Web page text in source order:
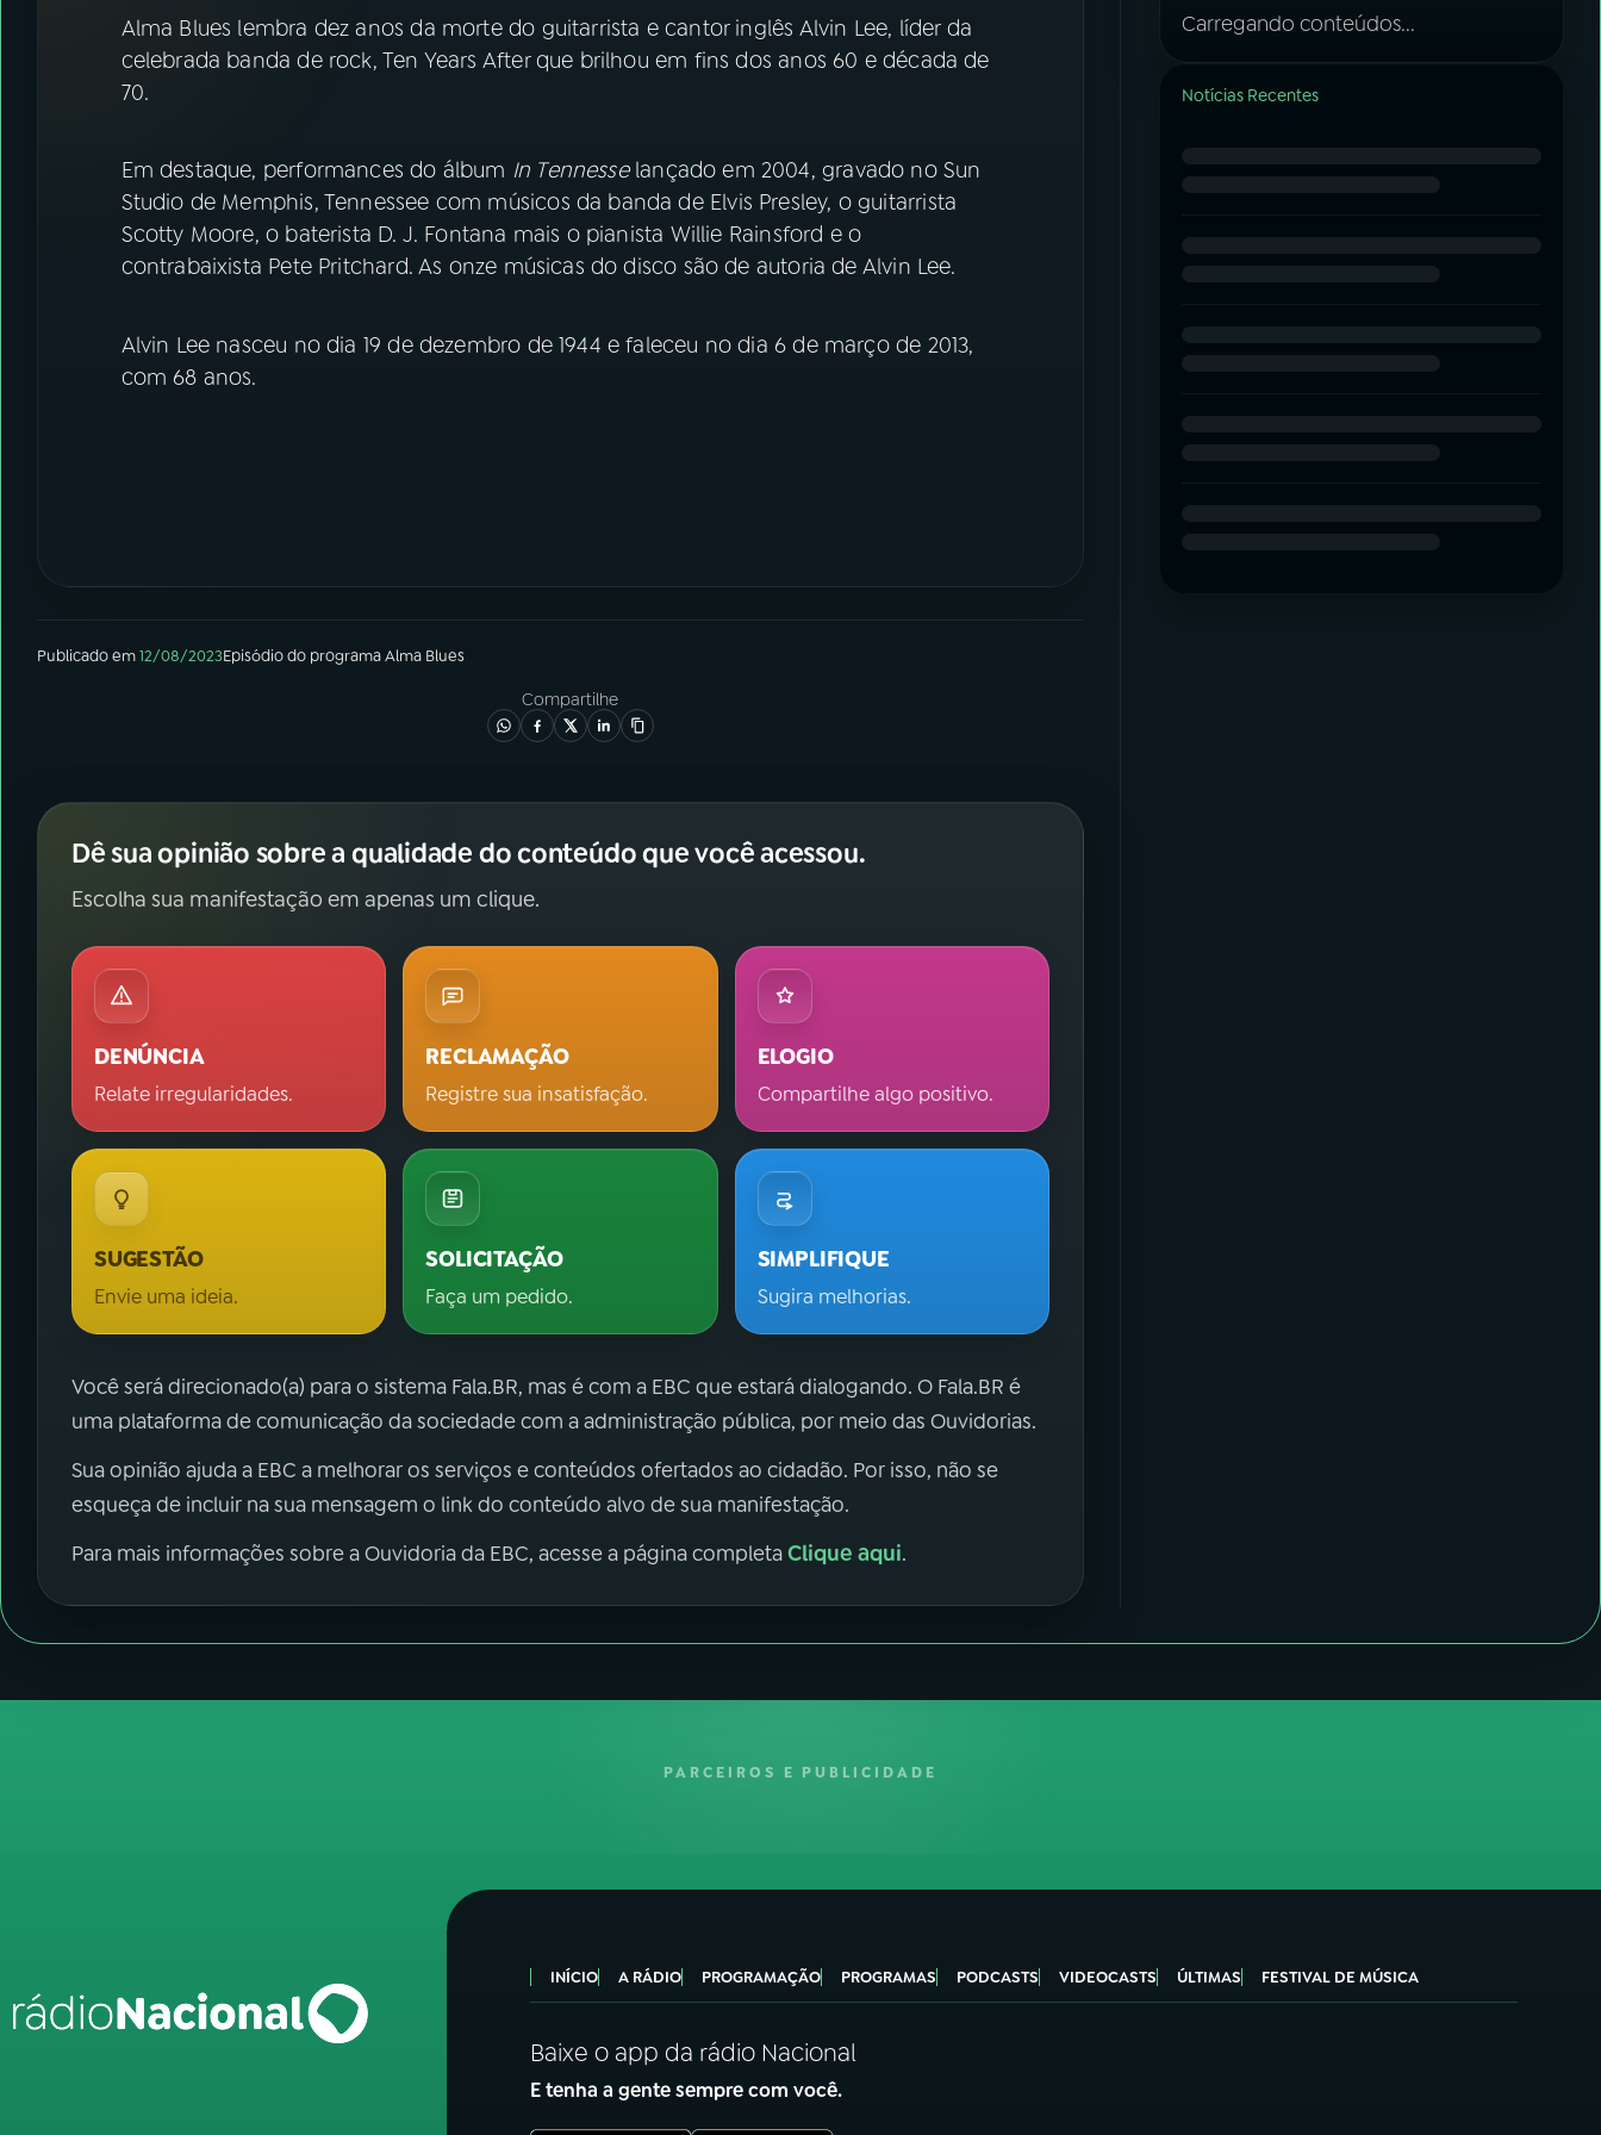
FESTIVAL DE MÚSICA
ACOMPANHE A RÁDIO NACIONAL
YouTube Facebook
Instagram X
Alma Blues lembra dez anos da morte do guitarrista e cantor inglês Alvin Lee, líder da
celebrada banda de rock, Ten Years After que brilhou em fins dos anos 60 e década de
70.
Em destaque, performances do álbum In Tennesselançado em 2004, gravado no Sun
Studio de Memphis, Tennessee com músicos da banda de Elvis Presley, o guitarrista
Scotty Moore, o baterista D. J. Fontana mais o pianista Willie Rainsford e o
contrabaixista Pete Pritchard. As onze músicas do disco são de autoria de Alvin Lee.
Alvin Lee nasceu no dia 19 de dezembro de 1944 e faleceu no dia 6 de março de 2013,
com 68 anos.
Publicado em12/08/2023Episódiodo programaAlma Blues
Compartilhe
Dê sua opinião sobre a qualidade do conteúdo que você acessou.
Escolha sua manifestação em apenas um clique.
DENÚNCIA
Relate irregularidades.
RECLAMAÇÃO
Registre sua insatisfação.
ELOGIO
Compartilhe algo positivo.
SUGESTÃO
Envie uma ideia.
SOLICITAÇÃO
Faça um pedido.
SIMPLIFIQUE
Sugira melhorias.
Você será direcionado(a) para o sistema Fala.BR, mas é com a EBC que estará dialogando. O Fala.BR é
uma plataforma de comunicação da sociedade com a administração pública, por meio das Ouvidorias.
Sua opinião ajuda a EBC a melhorar os serviços e conteúdos ofertados ao cidadão. Por isso, não se
esqueça de incluir na sua mensagem o link do conteúdo alvo de sua manifestação.
Para mais informações sobre a Ouvidoria da EBC, acesse a página completaClique aqui.
Carregando conteúdos...
Notícias Recentes
PARCEIROS E PUBLICIDADE
INÍCIO A RÁDIO PROGRAMAÇÃO PROGRAMAS PODCASTS VIDEOCASTS ÚLTIMAS FESTIVAL DE MÚSICA
Baixe o app da rádio Nacional
E tenha a gente sempre com você.